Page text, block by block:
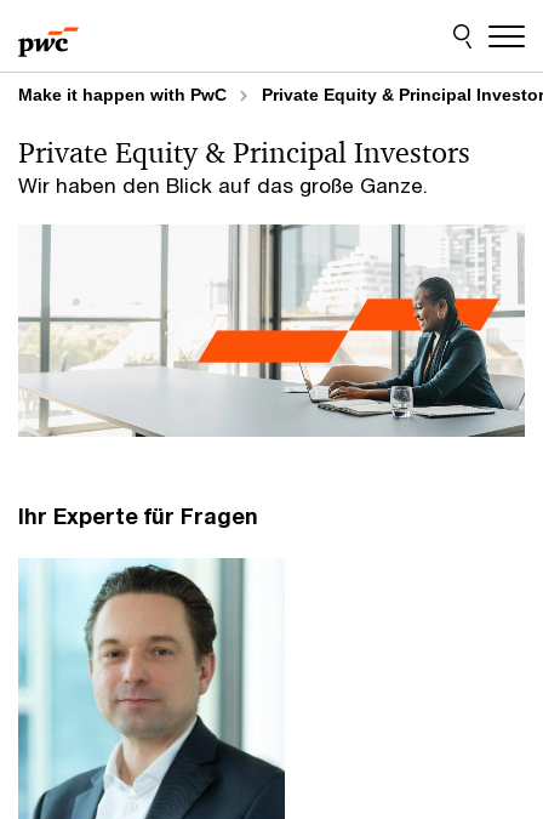
to
content
to
footer
Make it happen with PwC Private Equity & Principal
Wir haben den Blick auf das große Ganze.
Private Equity & Principal Investors
Ihr Experte für Fragen